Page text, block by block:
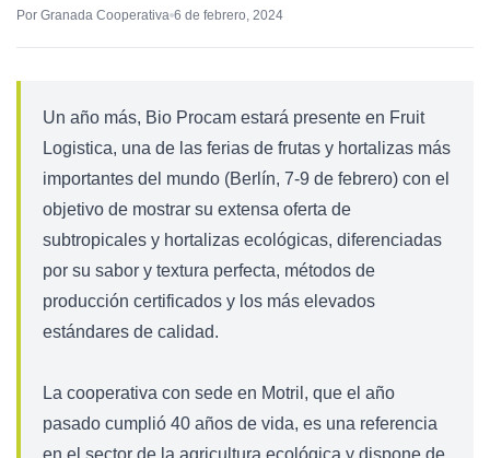
Por Granada Cooperativa 6 de febrero, 2024
Un año más, Bio Procam estará presente en Fruit
Logistica, una de las ferias de frutas y hortalizas más
importantes del mundo (Berlín, 7-9 de febrero) con el
objetivo de mostrar su extensa oferta de
subtropicales y hortalizas ecológicas, diferenciadas
por su sabor y textura perfecta, métodos de
producción certificados y los más elevados
estándares de calidad.
La cooperativa con sede en Motril, que el año
pasado cumplió 40 años de vida, es una referencia
en el sector de la agricultura ecológica y dispone de